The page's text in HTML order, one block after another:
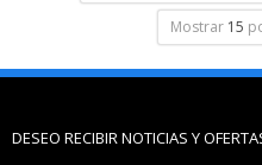
Mostrar 15
DESEO RECIBIR NOTICIAS Y